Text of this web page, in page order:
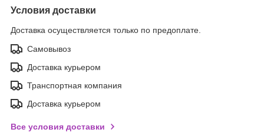
Условия доставки
Доставка осуществляется только по предоплате.
Самовывоз
Доставка курьером
Транспортная компания
Доставка курьером
Все условия доставки